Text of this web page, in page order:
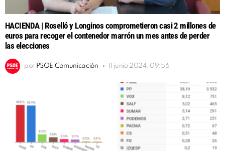
HACIENDA | Roselló y Longinos comprometieron casi 2 millones de
euros para recoger el contenedor marrón un mes antes de perder
las elecciones
por PSOE Comunicación 11 junio 2024, 09:56